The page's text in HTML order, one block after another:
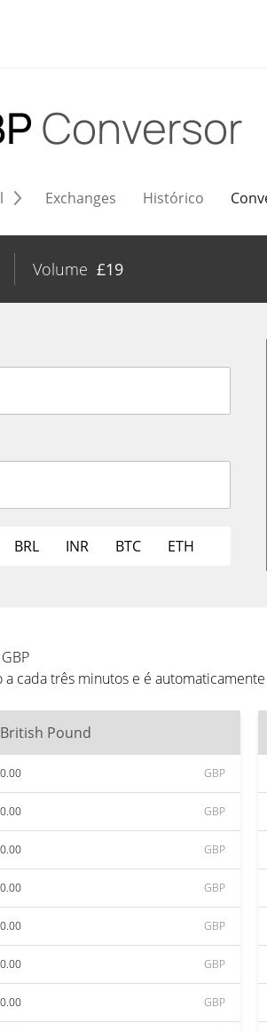
Conversor
Exchanges Histórico
Volume £19
BRL INR BTC ETH
cada três minutos e é
British Pound
0.00 GBP
0.00 GBP
0.00 GBP
0.00 GBP
0.00 GBP
0.00 GBP
0.00 GBP